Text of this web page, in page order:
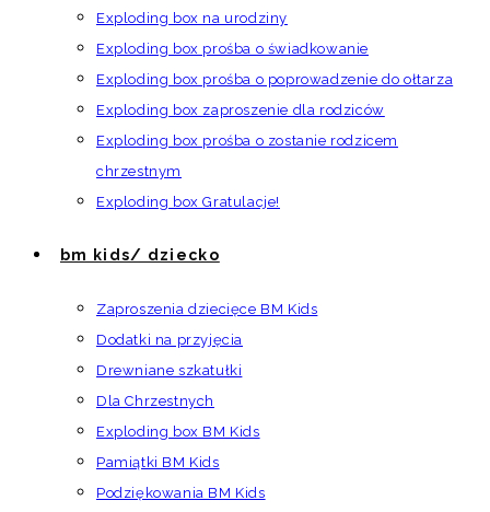
Exploding box na urodziny
Exploding box prośba o świadkowanie
Exploding box prośba o poprowadzenie do ołtarza
Exploding box zaproszenie dla rodziców
Exploding box prośba o zostanie rodzicem
chrzestnym
Exploding box Gratulacje!
bm kids/ dziecko
Zaproszenia dziecięce BM Kids
Dodatki na przyjęcia
Drewniane szkatułki
Dla Chrzestnych
Exploding box BM Kids
Pamiątki BM Kids
Podziękowania BM Kids